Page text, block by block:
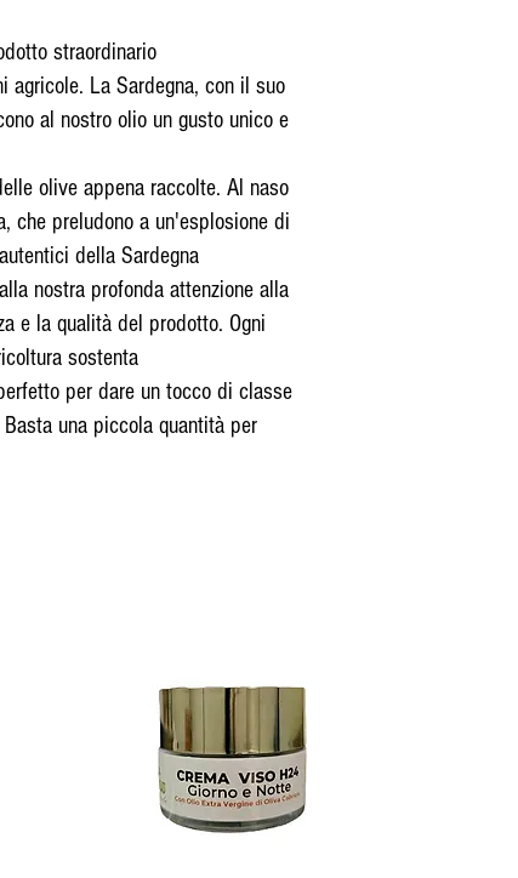
straordinario
La Sardegna, con il suo
al nostro olio un gusto unico e
olive appena raccolte. Al naso
che preludono a un'esplosione di
della Sardegna
nostra profonda attenzione alla
e la qualità del prodotto. Ogni
sostenta
per dare un tocco di classe
una piccola quantità per